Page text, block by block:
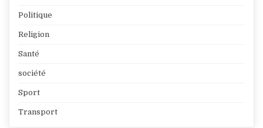
Politique
Religion
Santé
société
Sport
Transport